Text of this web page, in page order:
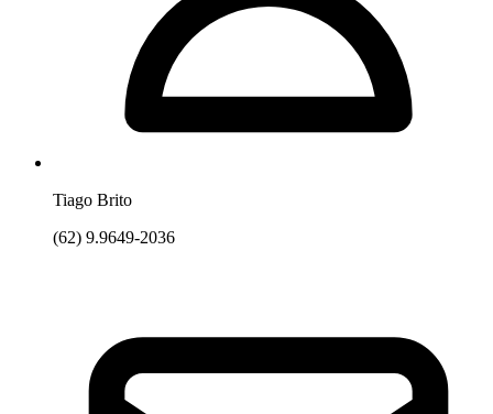
Tiago Brito
(62) 9.9649-2036